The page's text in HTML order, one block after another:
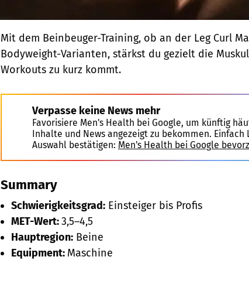
Mit dem Beinbeuger-Training, ob an der Leg Curl
Bodyweight-Varianten, stärkst du gezielt die
Workouts zu kurz kommt.
Verpasse keine News mehr
Favorisiere Men's Health bei Google, um künftig
Inhalte und News angezeigt zu bekommen. Einfach
Auswahl bestätigen: Men's Health bei Google
Summary
Schwierigkeitsgrad: Einsteiger bis Profis
MET-Wert:3,5–4,5
Hauptregion: Beine
Equipment: Maschine